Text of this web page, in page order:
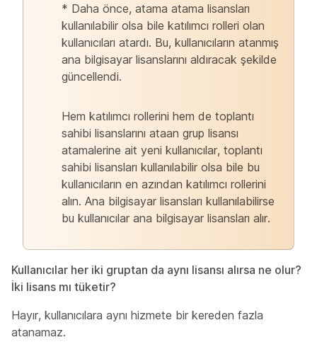
* Daha önce, atama atama lisansları
kullanılabilir olsa bile katılımcı rolleri olan
kullanıcıları atardı. Bu, kullanıcıların atanmış
ana bilgisayar lisanslarını aldıracak şekilde
güncellendi.
Hem katılımcı rollerini hem de toplantı
sahibi lisanslarını ataan grup lisansı
atamalerine ait yeni kullanıcılar, toplantı
sahibi lisansları kullanılabilir olsa bile bu
kullanıcıların en azından katılımcı rollerini
alın. Ana bilgisayar lisansları kullanılabilirse
bu kullanıcılar ana bilgisayar lisansları alır.
Kullanıcılar her iki gruptan da aynı lisansı alırsa ne olur?
İki lisans mı tüketir?
Hayır, kullanıcılara aynı hizmete bir kereden fazla
atanamaz.